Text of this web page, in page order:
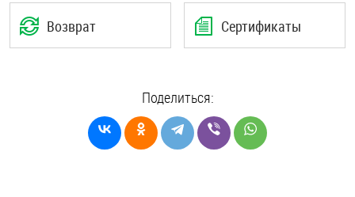
Возврат Сертификаты
Поделиться: